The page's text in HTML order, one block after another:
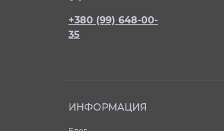
+380 (99) 648-00-
35
ИНФОРМАЦИЯ